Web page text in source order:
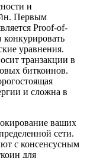
и
Первым
Proof-of-
конкурировать
уравнения.
транзакции в
биткоинов.
и сложна в
ваших
сети.
с консенсусным
для